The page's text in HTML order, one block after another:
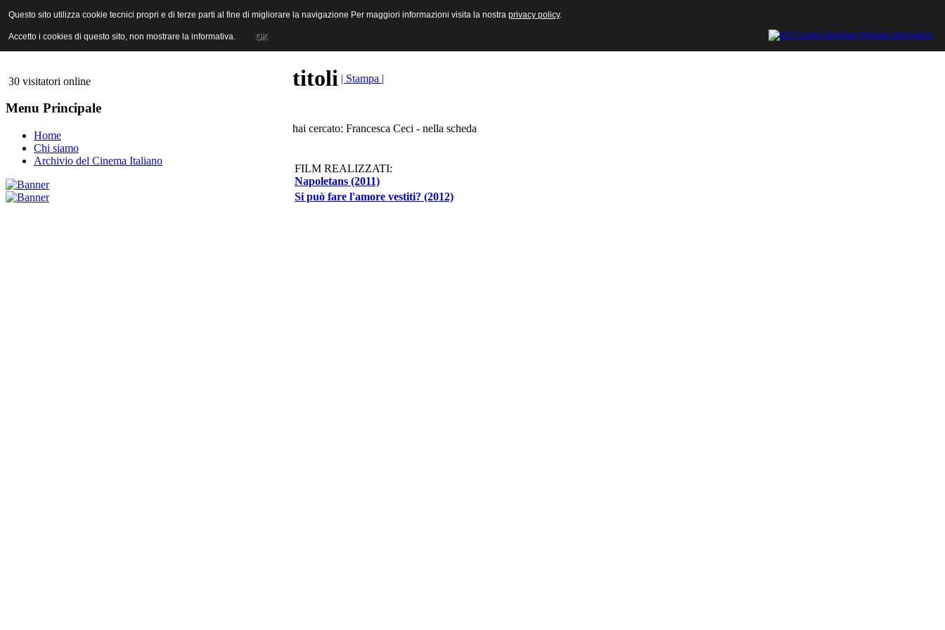
ANICA | Associazione Nazionale Industrie Cinematografiche Audiovisive e Multimediali
30 visitatori online
Menu Principale
Home
Chi siamo
Archivio del Cinema Italiano
titoli | Stampa |
hai cercato: Francesca Ceci - nella scheda
FILM REALIZZATI:
Napoletans (2011)
Si può fare l'amore vestiti? (2012)
Questo sito utilizza cookie tecnici propri e di terze parti al fine di migliorare la navigazione Per maggiori informazioni visita la nostra privacy policy.
Accetto i cookies di questo sito, non mostrare la informativa. OK
Questo sito utilizza cookie tecnici propri e di terze parti al fine di migliorare la navigazione Per maggiori informazioni visita la nostra privacy policy.
Accetto i cookies di questo sito, non mostrare la informativa. OK